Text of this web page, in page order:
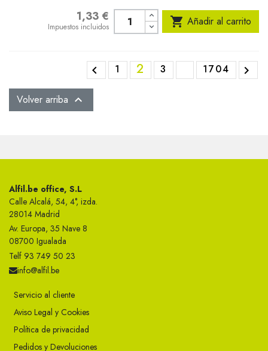
1,33 €
Impuestos incluidos  Añadir al carrito
 1 2 3 1704 
Volver arriba 
Alfil.be office, S.L
Calle Alcalá, 54, 4°, izda.
28014 Madrid
Av. Europa, 35 Nave 8
08700 Igualada
Telf 93 749 50 23
info@alfil.be
Servicio al cliente
Aviso Legal y Cookies
Política de privacidad
Pedidos y Devoluciones